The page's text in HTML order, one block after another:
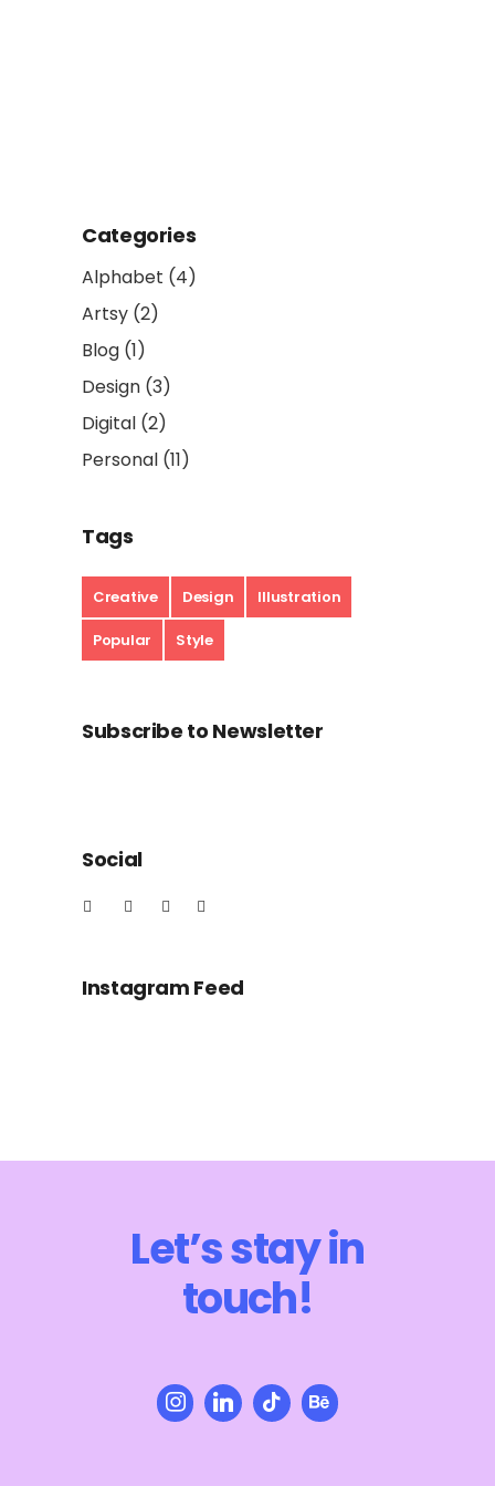
Categories
Alphabet (4)
Artsy (2)
Blog (1)
Design (3)
Digital (2)
Personal (11)
Tags
Creative Design Illustration
Popular Style
Subscribe to Newsletter
Social
Instagram Feed
Let’s stay in
touch!